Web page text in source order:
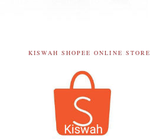
KISWAH SHOPEE ONLINE STORE